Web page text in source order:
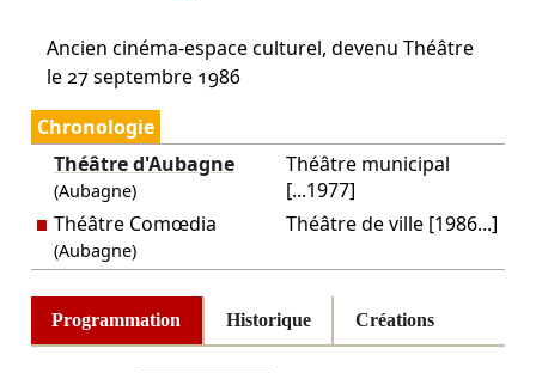
Ancien cinéma-espace culturel, devenu Théâtre
le 27 septembre 1986
Chronologie
Théâtre d'Aubagne
(Aubagne)
Théâtre municipal
[...1977]
Théâtre Comœdia
(Aubagne)
Théâtre de ville [1986...]
Programmation Historique Créations